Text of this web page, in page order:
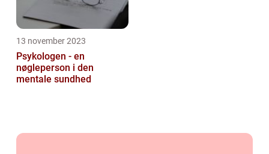
13 november 2023
Psykologen - en
nøgleperson i den
mentale sundhed